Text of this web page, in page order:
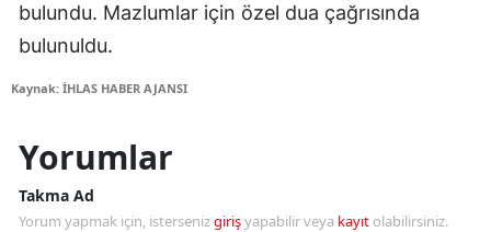
bulundu. Mazlumlar için özel dua çağrısında
bulunuldu.
Kaynak: İHLAS HABER AJANSI
Yorumlar
Takma Ad
Yorum yapmak için, istersenizgirişyapabilir veya kayıt olabilirsiniz.